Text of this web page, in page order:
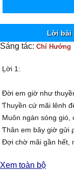
Lời bài
Sáng tác: Chí Hướng
Ļời 1:
Đời em giờ như
Ƭhuуền cứ mãi lênh
Muôn ngàn sóng gió,
Ƭhân em bâу giờ gửi
Đợi chờ mãi gần hết,
Điệρ khúc:
Xem toàn bộ